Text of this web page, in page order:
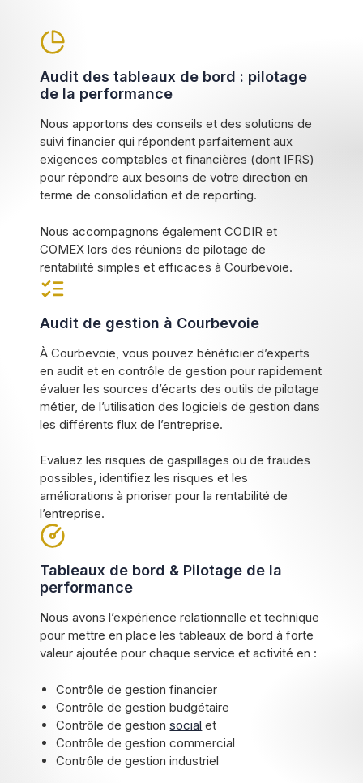
Audit des tableaux de bord : pilotage
de la performance
Nous apportons des conseils et des solutions de
suivi financier qui répondent parfaitement aux
exigences comptables et financières (dont IFRS)
pour répondre aux besoins de votre direction en
terme de consolidation et de reporting.
Nous accompagnons également CODIR et
COMEX lors des réunions de pilotage de
rentabilité simples et efficaces à Courbevoie.
Audit de gestion à Courbevoie
À Courbevoie, vous pouvez bénéficier d’experts
en audit et en contrôle de gestion pour rapidement
évaluer les sources d’écarts des outils de pilotage
métier, de l’utilisation des logiciels de gestion dans
les différents flux de l’entreprise.
Evaluez les risques de gaspillages ou de fraudes
possibles, identifiez les risques et les
améliorations à prioriser pour la rentabilité de
l’entreprise.
Tableaux de bord & Pilotage de la
performance
Nous avons l’expérience relationnelle et technique
pour mettre en place les tableaux de bord à forte
valeur ajoutée pour chaque service et activité en :
Contrôle de gestion financier
Contrôle de gestion budgétaire
Contrôle de gestionsocial et
Contrôle de gestion commercial
Contrôle de gestion industriel